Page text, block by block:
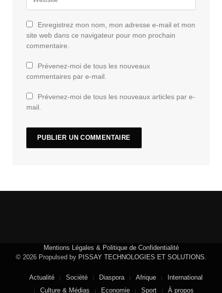
Enregistrez mon nom, mon adresse e-mail et mon
site web dans ce navigateur pour mon prochain
commentaire.
Prévenez-moi de tous les nouveaux
commentaires par e-mail.
Prévenez-moi de tous les nouveaux articles par e-
mail.
Mentions Légales & Politique de Confidentialité
© 2026 Propulsed by PISSAY TECHNOLOGIES ET SOLUTIONS.
Actualité Société Diaspora Afrique
International
Culture & Médias
Economie Sport À propos